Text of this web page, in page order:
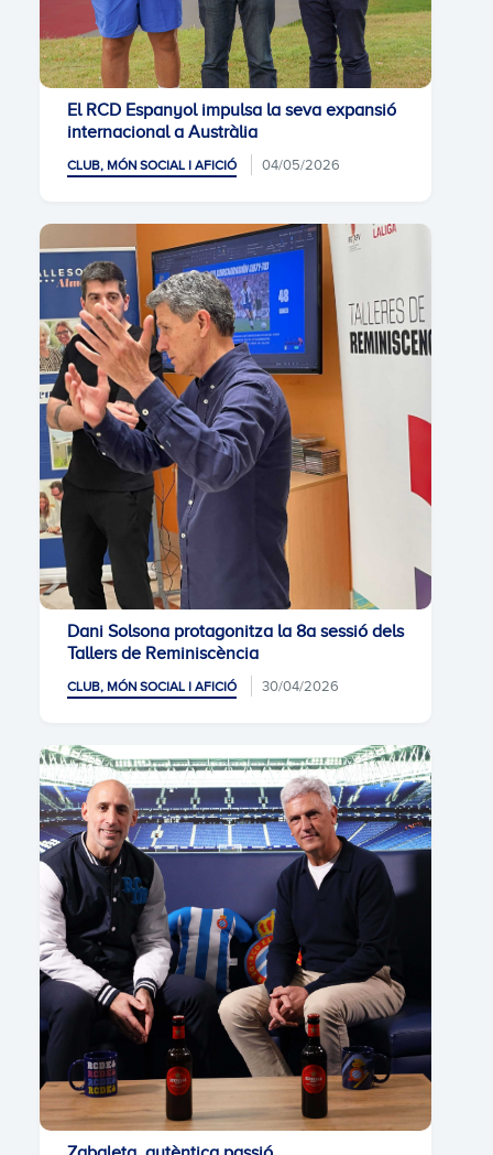
El RCD Espanyol impulsa la seva expansió
internacional a Austràlia
CLUB, MÓN SOCIAL I AFICIÓ 04/05/2026
Dani Solsona protagonitza la 8a sessió dels
Tallers de Reminiscència
CLUB, MÓN SOCIAL I AFICIÓ 30/04/2026